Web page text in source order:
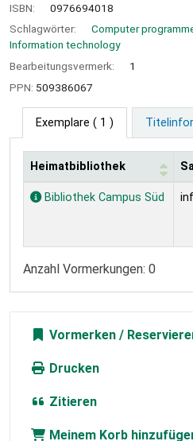
ISBN:
0976694018
Schlagwörter:
Computer
Information technology
Bearbeitungsvermerk:
1
PPN: 509386067
Exemplare ( 1 )
Exemplare
Heimatbibliothek
Bibliothek Campus Süd
Anzahl Vormerkungen: 0
Vormerken
Drucken
Zitieren
Meinem Korb